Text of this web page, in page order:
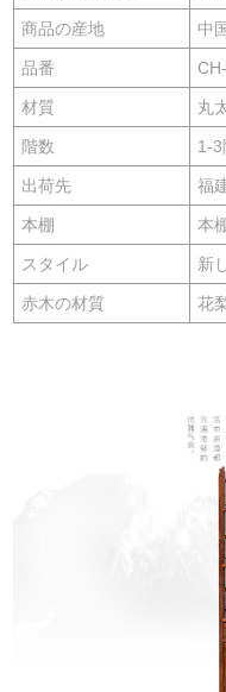
商品の産地 中
品番
材質 丸
階数 1-3
出荷先 福
本棚 本
スタイル 新
赤木の材質 花